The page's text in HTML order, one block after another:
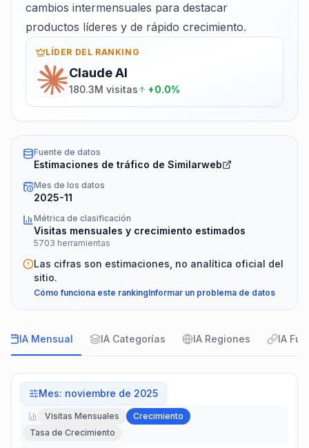
cambios intermensuales para destacar
productos líderes y de rápido crecimiento.
LÍDER DEL RANKING
Claude AI
180.3M visitas +0.0%
Fuente de datos
Estimaciones de tráfico de Similarweb
Mes de los datos
2025-11
Métrica de clasificación
Visitas mensuales y crecimiento estimados
5703 herramientas
Las cifras son estimaciones, no analítica oficial del
sitio.
Cómo funciona este rankingInformar un problema de datos
IA Mensual IA Categorías IA Regiones IA
Mes: noviembre de 2025
Visitas Mensuales
Crecimiento
Tasa de Crecimiento